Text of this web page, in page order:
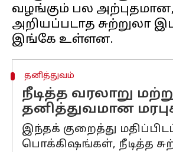
வழங்கும் பல
அறியப்படாத சுற்றுலா
தனித்துவம்
நீடித்த வரலாறு
தனித்துவமான
இந்தக் குறைத்து
பொக்கிஷங்கள், நீடித்த